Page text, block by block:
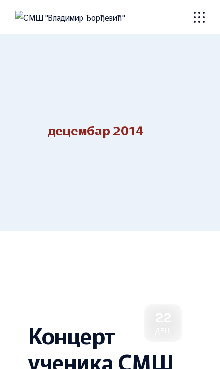
децембар 2014
Концерт
ученика СМШ